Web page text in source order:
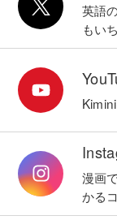
英語
もい
漫画
かる